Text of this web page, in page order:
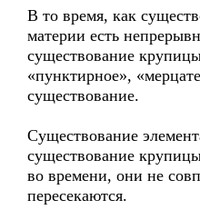
В то время, как
материи есть
существование
«пунктирное»,
существование.
Существование
существование
во времени, они не
пересекаются.